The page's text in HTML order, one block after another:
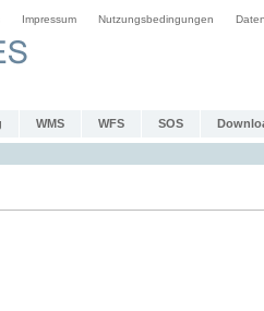
Impressum Nutzungsbedingungen
WMS WFS SOS